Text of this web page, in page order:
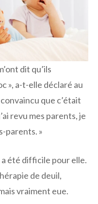
dit qu’ils
», a-t-elle déclaré au
que c’était
revu mes parents, je
parents. »
a été difficile pour elle.
de deuil,
vraiment eue.